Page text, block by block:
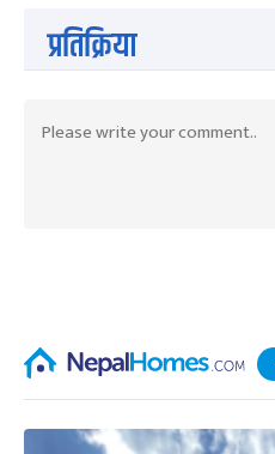
प्रतिक्रिया